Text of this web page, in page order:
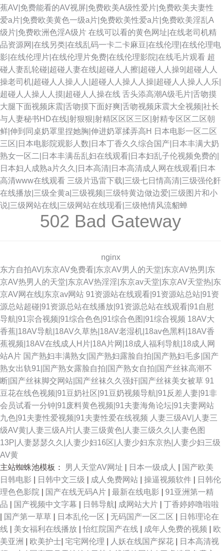
蕉AV|免费能看的AV视屏|免费欧美A级性爱片|免费欧美夫妻性
爱a片|免费欧美黄色一级a片|免费欧美性爱a片|免费欧美淫乱A
级片|免费欧洲色淫A级片 在线可以看的黄色网址|在线老司机精
品资源网|在线另类|在线乱码一卡二卡麻豆|在线伦理|在线伦理电
影|在线伦理片|在线伦理片免费|在线伦理影院|在线毛片观看 超
碰人妻乱轮碰|超碰人妻在线|超碰人人擦|超碰人人操9|超碰人人
操老司机|超碰人人操人人|超碰人人操人人操|超碰人人操人人乐|
超碰人人操人人摸|超碰人人操在线 舌头添高潮A级毛片|舌吻摸
大腿下面视频床震|舌吻摸下面好爽|舌吻视频床震大全视频|社长
与人妻秘书HD在线|射狠狠|射精区区区三区|射精专区区二区朝
鲜|伸到同桌奶罩里捏她胸|伸进奶罩揉弄高H 日本电影一区二区
三区|日本电影院观影人数|日本丁香久久综合国产|日本丰满大奶
熟女一区二|日本丰满岳乱妇在线观看|日本妇乱子伦视频免费的|
日本妇人成熟a片久久|日本高清|日本高清成人网在线观看|日本
高清www在线观看 三级片迅雷下载|三级七日情高清|三级强伦姧
在线播放|三级全黄a|三级视频|三级特黄边做边爱|三级图片和小
说|三级网站在线|三级网站在线现看|三级艳情风流貂蝉
502 Bad Gateway
nginx
东方自拍AV|东京AV免费看|东京AV男人的天堂|东京AV热男|东
京AV热男人的天堂|东京AV热淫淫|东京av天堂|东京AV天堂热|东
京AV网在线|东京av网站 91资源站在线观看|91资源站总站|91资
源总站超碰|91资源总站在线播放|91资源总站在线观看|91自慰
导航|91宗合视频|91综合色色|91综合色图|91综合视频 18AV大
香蕉|18AV导航|18AV久草热|18AV老湿机|18av色黑料|18AV香
蕉视频|18AV在线成人H片|18A片网|18成人福利导航|18成人网
站A片 国产熟妇丰满熟女|国产熟妇露脸自拍|国产熟妇毛多|国产
熟女出轨91|国产熟女露脸自拍|国产熟女自拍|国产丝袜高潮不
断|国产丝袜脚交网站|国产丝袜久久强奸|国产丝袜美女被草 91
豆花在线色视频|91豆奶社区|91豆奶视频导航|91反差人妻|91非
会员试看一分钟|91废料黄色视频|91夫妻海角论坛|91夫妻网站
九色|91夫妻性爱视频|91夫妻性爱在线视频 人妻三级AV|人妻三
级AV黄|人妻三级A片|人妻三级黄色|人妻三级久久|人妻色图
13P|人妻瑟瑟久久|人妻少妇16区|人妻少妇东京热|人妻少妇三级
AV黄
主站蜘蛛池模板： 男人天堂AV网址 日本一级成人
国产欧美
日韩电影
日韩中文三级 成人免费网站 操逼视频软件
日韩伦
理色色影院
国产在线无码A片 最新在线电影
91亚洲第一精
品
国产视频中文字幕 日韩导航 成网站大片
丁香婷婷噜啦啦
国产第一草草 日本乱伦一区 无码国产一区二区
日韩理论在
线
美女福利在线播放 |怡红院国产在线 成年人免费的视频
欧
美亚洲
欧美护士 宅宅网伦理 人妖在线国产探花
日本高清视